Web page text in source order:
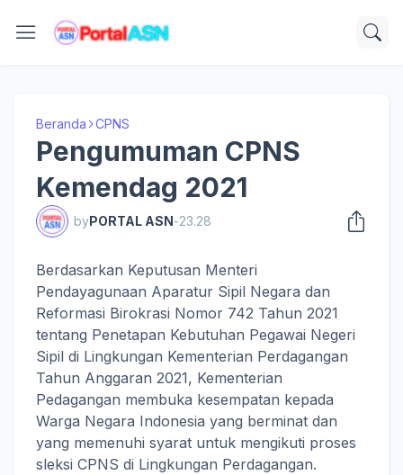
Beranda CPNS
Pengumuman CPNS
Kemendag 2021
byPORTAL ASN-23.28
Berdasarkan Keputusan Menteri
Pendayagunaan Aparatur Sipil Negara dan
Reformasi Birokrasi Nomor 742 Tahun 2021
tentang Penetapan Kebutuhan Pegawai Negeri
Sipil di Lingkungan Kementerian Perdagangan
Tahun Anggaran 2021, Kementerian
Pedagangan membuka kesempatan kepada
Warga Negara Indonesia yang berminat dan
yang memenuhi syarat untuk mengikuti proses
sleksi CPNS di Lingkungan Perdagangan.